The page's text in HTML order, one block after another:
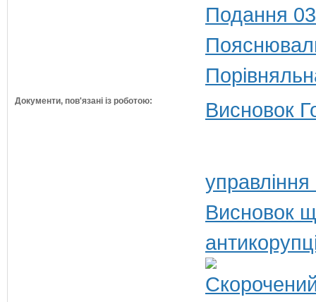
Подання
Документи, пов'язані із роботою: Висновок
Висновок